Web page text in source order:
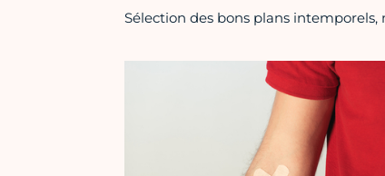
Sélection des bons plans